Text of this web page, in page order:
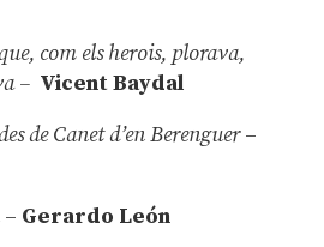
com els herois, plorava,
– Vicent Baydal
de Canet d’en Berenguer–
– Gerardo León